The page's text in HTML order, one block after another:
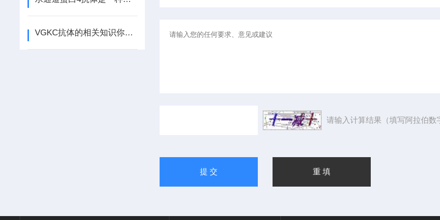
VGKC抗体的相关知识你知道么？
请输入计算结果（填写阿拉伯数